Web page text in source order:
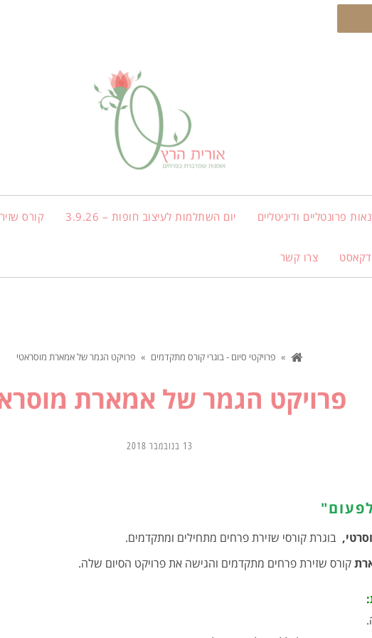
פרונטליים ודיגיטליים יום השתלמות לעיצוב חופות – 3.9.26 קורס
צרו קשר
» פרויקטי סיום - בוגרי קורס מתקדמים » פרויקט הגמר של אמארת מוסראטי
פרויקט הגמר של אמארת
13 בנובמבר 2018
בוגרת קורסי שזירת פרחים מתחילים ומתקדמים.
קורס שזירת פרחים מתקדמים והגישה את פרויקט הסיום שלה.